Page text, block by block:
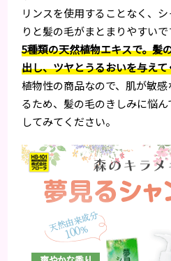
リンスを使用することなく、
りと髪の毛がまとまりやすいで
5種類の天然植物エキスで。髪
出し、ツヤとうるおいを与えて
植物性の商品なので、肌が敏
るため、髪の毛のきしみに悩
してみてください。